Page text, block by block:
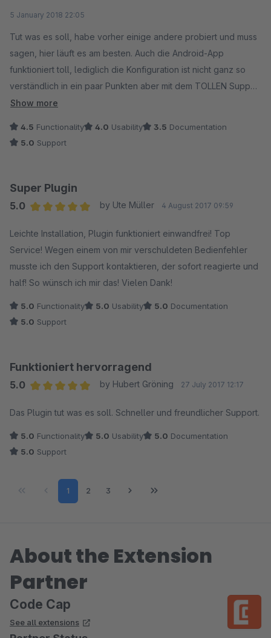
5 January 2018 22:05
Tut was es soll, habe vorher einige andere probiert und muss
sagen, hier läuft es am besten. Auch die Android-App
funktioniert toll, lediglich die Konfiguration ist nicht ganz so
verständlich in ein paar Punkten aber mit dem TOLLEN Support
konnte das Problem schnell gelöst werden!
tawk.to" weg wäre, und nicht nochmals Geld dafür verlangt
Show more
4.5 Functionality 4.0 Usability 3.5 Documentation
5.0 Support
Super Plugin
5.0
by Ute Müller 4 August 2017 09:59
Leichte Installation, Plugin funktioniert einwandfrei! Top
Service! Wegen einem von mir verschuldeten Bedienfehler
musste ich den Support kontaktieren, der sofort reagierte und
half! So wünsch ich mir das! Vielen Dank!
5.0 Functionality 5.0 Usability 5.0 Documentation
5.0 Support
Funktioniert hervorragend
5.0
by Hubert Gröning 27 July 2017 12:17
Das Plugin tut was es soll. Schneller und freundlicher Support.
5.0 Functionality 5.0 Usability 5.0 Documentation
5.0 Support
Page
1 Page
2 Page
3
About the Extension
Partner
Code Cap
See all extensions